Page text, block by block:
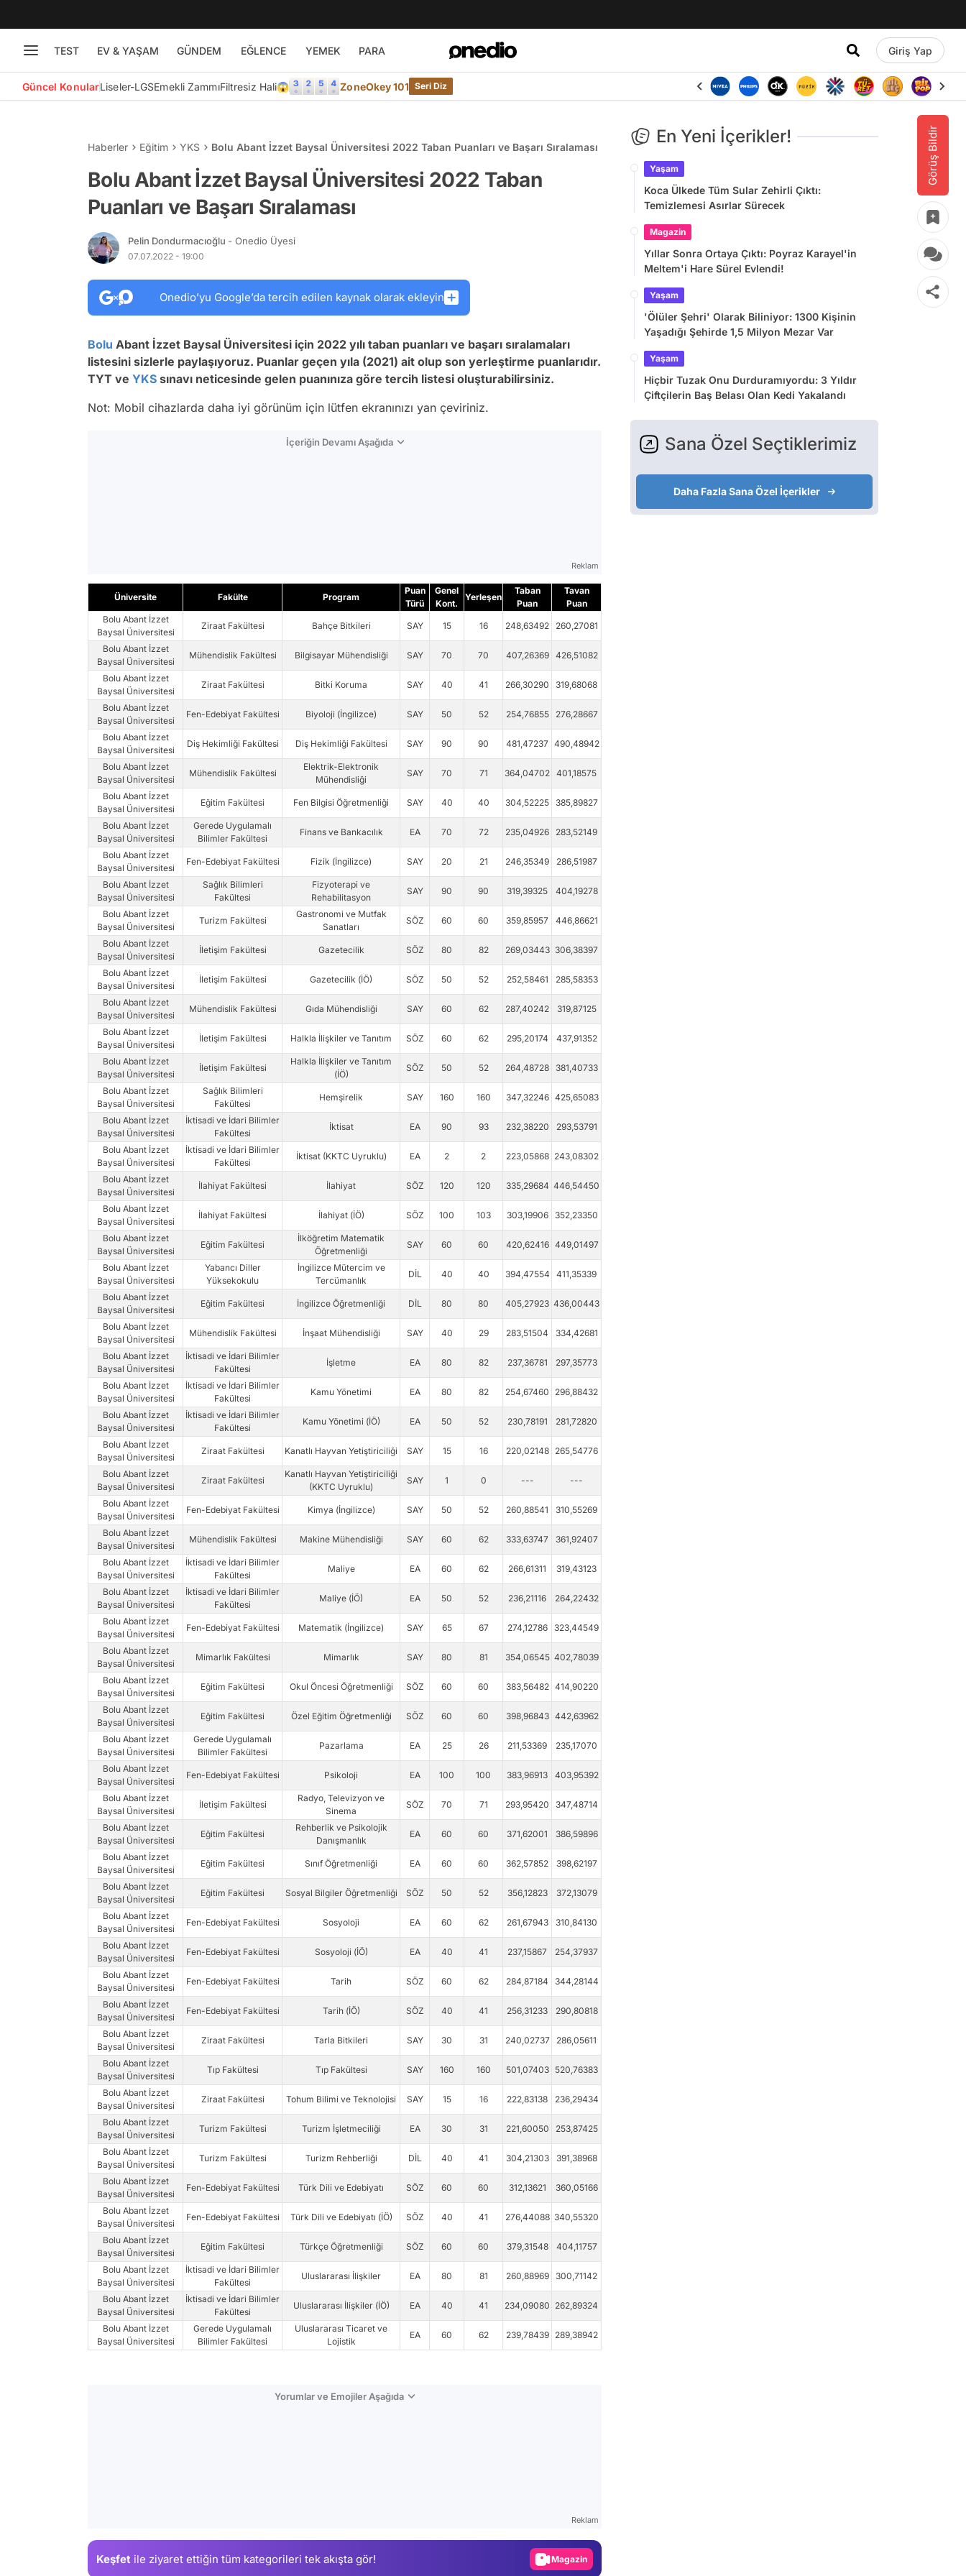
TEST EV & YAŞAM GÜNDEM EĞLENCE YEMEK PARA Giriş Yap
Güncel KonularLiseler-LGSEmekli ZammıFiltresiz Hali😱 ZoneOkey 101 Seri Diz
Görüş Bildir
Haberler Eğitim YKS Bolu Abant İzzet Baysal Üniversitesi 2022 Taban Puanları ve Başarı Sıralaması
Bolu Abant İzzet Baysal Üniversitesi 2022 Taban
Puanları ve Başarı Sıralaması
Pelin Dondurmacıoğlu - Onedio Üyesi
07.07.2022 - 19:00
Onedio’yu Google’da tercih edilen kaynak olarak ekleyin
Bolu Abant İzzet Baysal Üniversitesi için 2022 yılı taban puanları ve başarı sıralamaları
listesini sizlerle paylaşıyoruz. Puanlar geçen yıla (2021) ait olup son yerleştirme puanlarıdır.
TYT ve YKS sınavı neticesinde gelen puanınıza göre tercih listesi oluşturabilirsiniz.
Not: Mobil cihazlarda daha iyi görünüm için lütfen ekranınızı yan çeviriniz.
İçeriğin Devamı Aşağıda
Reklam
Üniversite Fakülte Program
Puan
Türü
Genel
Kont.
Yerleşen
Taban
Puan
Tavan
Puan
Bolu Abant İzzet
Baysal Üniversitesi
Ziraat Fakültesi Bahçe Bitkileri SAY 15 16 248,63492 260,27081
Bolu Abant İzzet
Baysal Üniversitesi
Mühendislik Fakültesi Bilgisayar Mühendisliği SAY 70 70 407,26369 426,51082
Bolu Abant İzzet
Baysal Üniversitesi
Ziraat Fakültesi Bitki Koruma SAY 40 41 266,30290 319,68068
Bolu Abant İzzet
Baysal Üniversitesi
Fen-Edebiyat Fakültesi Biyoloji (İngilizce) SAY 50 52 254,76855 276,28667
Bolu Abant İzzet
Baysal Üniversitesi
Diş Hekimliği Fakültesi Diş Hekimliği Fakültesi SAY 90 90 481,47237 490,48942
Bolu Abant İzzet
Baysal Üniversitesi
Mühendislik Fakültesi
Elektrik-Elektronik
Mühendisliği
SAY 70 71 364,04702 401,18575
Bolu Abant İzzet
Baysal Üniversitesi
Eğitim Fakültesi Fen Bilgisi Öğretmenliği SAY 40 40 304,52225 385,89827
Bolu Abant İzzet
Baysal Üniversitesi
Gerede Uygulamalı
Bilimler Fakültesi
Finans ve Bankacılık EA 70 72 235,04926 283,52149
Bolu Abant İzzet
Baysal Üniversitesi
Fen-Edebiyat Fakültesi Fizik (İngilizce) SAY 20 21 246,35349 286,51987
Bolu Abant İzzet
Baysal Üniversitesi
Sağlık Bilimleri
Fakültesi
Fizyoterapi ve
Rehabilitasyon
SAY 90 90 319,39325 404,19278
Bolu Abant İzzet
Baysal Üniversitesi
Turizm Fakültesi
Gastronomi ve Mutfak
Sanatları
SÖZ 60 60 359,85957 446,86621
Bolu Abant İzzet
Baysal Üniversitesi
İletişim Fakültesi Gazetecilik SÖZ 80 82 269,03443 306,38397
Bolu Abant İzzet
Baysal Üniversitesi
İletişim Fakültesi Gazetecilik (İÖ) SÖZ 50 52 252,58461 285,58353
Bolu Abant İzzet
Baysal Üniversitesi
Mühendislik Fakültesi Gıda Mühendisliği SAY 60 62 287,40242 319,87125
Bolu Abant İzzet
Baysal Üniversitesi
İletişim Fakültesi Halkla İlişkiler ve Tanıtım SÖZ 60 62 295,20174 437,91352
Bolu Abant İzzet
Baysal Üniversitesi
İletişim Fakültesi
Halkla İlişkiler ve Tanıtım
(İÖ)
SÖZ 50 52 264,48728 381,40733
Bolu Abant İzzet
Baysal Üniversitesi
Sağlık Bilimleri
Fakültesi
Hemşirelik SAY 160 160 347,32246 425,65083
Bolu Abant İzzet
Baysal Üniversitesi
İktisadi ve İdari Bilimler
Fakültesi
İktisat EA 90 93 232,38220 293,53791
Bolu Abant İzzet
Baysal Üniversitesi
İktisadi ve İdari Bilimler
Fakültesi
İktisat (KKTC Uyruklu) EA 2 2 223,05868 243,08302
Bolu Abant İzzet
Baysal Üniversitesi
İlahiyat Fakültesi İlahiyat SÖZ 120 120 335,29684 446,54450
Bolu Abant İzzet
Baysal Üniversitesi
İlahiyat Fakültesi İlahiyat (İÖ) SÖZ 100 103 303,19906 352,23350
Bolu Abant İzzet
Baysal Üniversitesi
Eğitim Fakültesi
İlköğretim Matematik
Öğretmenliği
SAY 60 60 420,62416 449,01497
Bolu Abant İzzet
Baysal Üniversitesi
Yabancı Diller
Yüksekokulu
İngilizce Mütercim ve
Tercümanlık
DİL 40 40 394,47554 411,35339
Bolu Abant İzzet
Baysal Üniversitesi
Eğitim Fakültesi İngilizce Öğretmenliği DİL 80 80 405,27923 436,00443
Bolu Abant İzzet
Baysal Üniversitesi
Mühendislik Fakültesi İnşaat Mühendisliği SAY 40 29 283,51504 334,42681
Bolu Abant İzzet
Baysal Üniversitesi
İktisadi ve İdari Bilimler
Fakültesi
İşletme EA 80 82 237,36781 297,35773
Bolu Abant İzzet
Baysal Üniversitesi
İktisadi ve İdari Bilimler
Fakültesi
Kamu Yönetimi EA 80 82 254,67460 296,88432
Bolu Abant İzzet
Baysal Üniversitesi
İktisadi ve İdari Bilimler
Fakültesi
Kamu Yönetimi (İÖ) EA 50 52 230,78191 281,72820
Bolu Abant İzzet
Baysal Üniversitesi
Ziraat Fakültesi Kanatlı Hayvan Yetiştiriciliği SAY 15 16 220,02148 265,54776
Bolu Abant İzzet
Baysal Üniversitesi
Ziraat Fakültesi
Kanatlı Hayvan Yetiştiriciliği
(KKTC Uyruklu)
SAY 1 0 --- ---
Bolu Abant İzzet
Baysal Üniversitesi
Fen-Edebiyat Fakültesi Kimya (İngilizce) SAY 50 52 260,88541 310,55269
Bolu Abant İzzet
Baysal Üniversitesi
Mühendislik Fakültesi Makine Mühendisliği SAY 60 62 333,63747 361,92407
Bolu Abant İzzet
Baysal Üniversitesi
İktisadi ve İdari Bilimler
Fakültesi
Maliye EA 60 62 266,61311 319,43123
Bolu Abant İzzet
Baysal Üniversitesi
İktisadi ve İdari Bilimler
Fakültesi
Maliye (İÖ) EA 50 52 236,21116 264,22432
Bolu Abant İzzet
Baysal Üniversitesi
Fen-Edebiyat Fakültesi Matematik (İngilizce) SAY 65 67 274,12786 323,44549
Bolu Abant İzzet
Baysal Üniversitesi
Mimarlık Fakültesi Mimarlık SAY 80 81 354,06545 402,78039
Bolu Abant İzzet
Baysal Üniversitesi
Eğitim Fakültesi Okul Öncesi Öğretmenliği SÖZ 60 60 383,56482 414,90220
Bolu Abant İzzet
Baysal Üniversitesi
Eğitim Fakültesi Özel Eğitim Öğretmenliği SÖZ 60 60 398,96843 442,63962
Bolu Abant İzzet
Baysal Üniversitesi
Gerede Uygulamalı
Bilimler Fakültesi
Pazarlama EA 25 26 211,53369 235,17070
Bolu Abant İzzet
Baysal Üniversitesi
Fen-Edebiyat Fakültesi Psikoloji EA 100 100 383,96913 403,95392
Bolu Abant İzzet
Baysal Üniversitesi
İletişim Fakültesi
Radyo, Televizyon ve
Sinema
SÖZ 70 71 293,95420 347,48714
Bolu Abant İzzet
Baysal Üniversitesi
Eğitim Fakültesi
Rehberlik ve Psikolojik
Danışmanlık
EA 60 60 371,62001 386,59896
Bolu Abant İzzet
Baysal Üniversitesi
Eğitim Fakültesi Sınıf Öğretmenliği EA 60 60 362,57852 398,62197
Bolu Abant İzzet
Baysal Üniversitesi
Eğitim Fakültesi Sosyal Bilgiler Öğretmenliği SÖZ 50 52 356,12823 372,13079
Bolu Abant İzzet
Baysal Üniversitesi
Fen-Edebiyat Fakültesi Sosyoloji EA 60 62 261,67943 310,84130
Bolu Abant İzzet
Baysal Üniversitesi
Fen-Edebiyat Fakültesi Sosyoloji (İÖ) EA 40 41 237,15867 254,37937
Bolu Abant İzzet
Baysal Üniversitesi
Fen-Edebiyat Fakültesi Tarih SÖZ 60 62 284,87184 344,28144
Bolu Abant İzzet
Baysal Üniversitesi
Fen-Edebiyat Fakültesi Tarih (İÖ) SÖZ 40 41 256,31233 290,80818
Bolu Abant İzzet
Baysal Üniversitesi
Ziraat Fakültesi Tarla Bitkileri SAY 30 31 240,02737 286,05611
Bolu Abant İzzet
Baysal Üniversitesi
Tıp Fakültesi Tıp Fakültesi SAY 160 160 501,07403 520,76383
Bolu Abant İzzet
Baysal Üniversitesi
Ziraat Fakültesi Tohum Bilimi ve Teknolojisi SAY 15 16 222,83138 236,29434
Bolu Abant İzzet
Baysal Üniversitesi
Turizm Fakültesi Turizm İşletmeciliği EA 30 31 221,60050 253,87425
Bolu Abant İzzet
Baysal Üniversitesi
Turizm Fakültesi Turizm Rehberliği DİL 40 41 304,21303 391,38968
Bolu Abant İzzet
Baysal Üniversitesi
Fen-Edebiyat Fakültesi Türk Dili ve Edebiyatı SÖZ 60 60 312,13621 360,05166
Bolu Abant İzzet
Baysal Üniversitesi
Fen-Edebiyat Fakültesi Türk Dili ve Edebiyatı (İÖ) SÖZ 40 41 276,44088 340,55320
Bolu Abant İzzet
Baysal Üniversitesi
Eğitim Fakültesi Türkçe Öğretmenliği SÖZ 60 60 379,31548 404,11757
Bolu Abant İzzet
Baysal Üniversitesi
İktisadi ve İdari Bilimler
Fakültesi
Uluslararası İlişkiler EA 80 81 260,88969 300,71142
Bolu Abant İzzet
Baysal Üniversitesi
İktisadi ve İdari Bilimler
Fakültesi
Uluslararası İlişkiler (İÖ) EA 40 41 234,09080 262,89324
Bolu Abant İzzet
Baysal Üniversitesi
Gerede Uygulamalı
Bilimler Fakültesi
Uluslararası Ticaret ve
Lojistik
EA 60 62 239,78439 289,38942
Yorumlar ve Emojiler Aşağıda
Reklam
Keşfet ile ziyaret ettiğin tüm kategorileri tek akışta gör! Magazin
En Yeni İçerikler!
Yaşam
Koca Ülkede Tüm Sular Zehirli Çıktı:
Temizlemesi Asırlar Sürecek
Magazin
Yıllar Sonra Ortaya Çıktı: Poyraz Karayel'in
Meltem'i Hare Sürel Evlendi!
Yaşam
'Ölüler Şehri' Olarak Biliniyor: 1300 Kişinin
Yaşadığı Şehirde 1,5 Milyon Mezar Var
Yaşam
Hiçbir Tuzak Onu Durduramıyordu: 3 Yıldır
Çiftçilerin Baş Belası Olan Kedi Yakalandı
Sana Özel Seçtiklerimiz
Daha Fazla Sana Özel İçerikler